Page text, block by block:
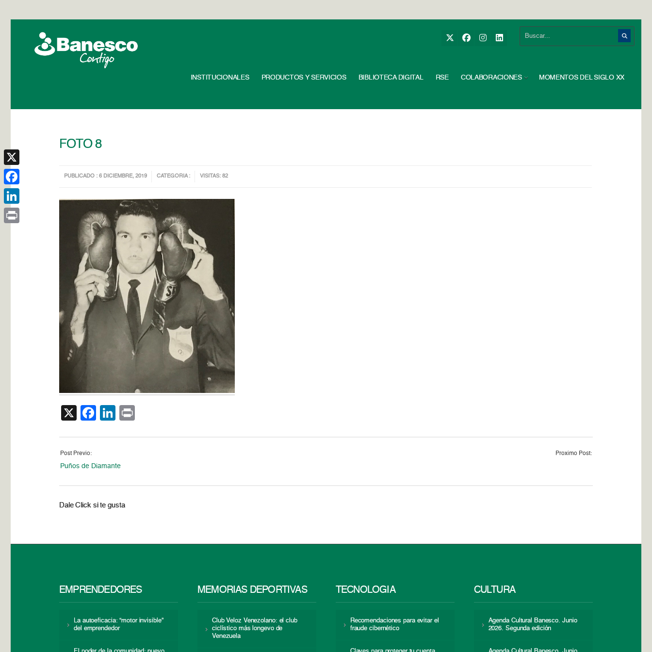
INSTITUCIONALES PRODUCTOS Y SERVICIOS BIBLIOTECA DIGITAL RSE COLABORACIONES MOMENTOS DEL SIGLO XX
FOTO 8
PUBLICADO : 6 DICIEMBRE, 2019 CATEGORIA : VISITAS: 82
X Facebook
LinkedIn
Post Previo:
Puños de Diamante
Proximo Post:
Dale Click si te gusta
EMPRENDEDORES
La autoeficacia: “motor invisible”
del emprendedor
MEMORIAS DEPORTIVAS
Club Veloz Venezolano: el club
ciclístico más longevo de
Venezuela
TECNOLOGÍA
Recomendaciones para evitar el
fraude cibernético
CULTURA
Agenda Cultural Banesco. Junio
2026. Segunda edición
X
Facebook
LinkedIn